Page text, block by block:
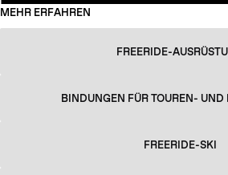
MEHR ERFAHREN
FREERIDE-
BINDUNGEN FÜR TOUREN- UND
FREERIDE-SKI